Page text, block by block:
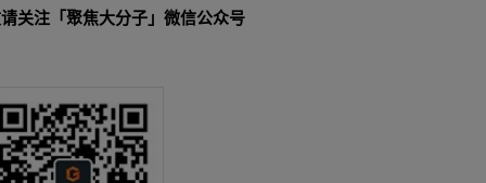
关注「聚焦大分子」微信公众号